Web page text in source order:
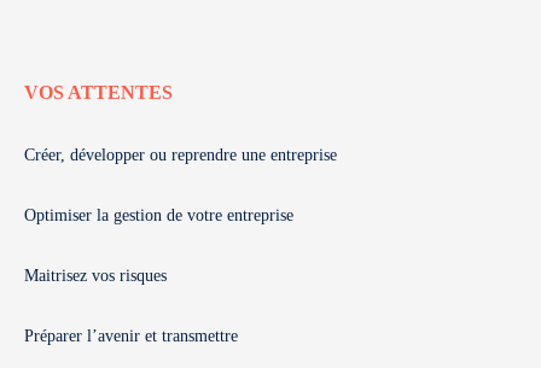
VOS ATTENTES
Créer, développer ou reprendre une entreprise
Optimiser la gestion de votre entreprise
Maitrisez vos risques
Préparer l’avenir et transmettre